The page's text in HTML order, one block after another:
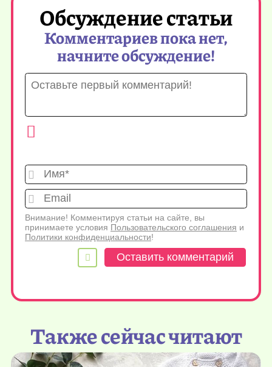
Обсуждение статьи
Комментариев пока нет,
начните обсуждение!
Имя*
Внимание! Комментируя статьи на сайте, вы
принимаете условия Пользовательского соглашения и
Политики конфиденциальности!
Также сейчас читают